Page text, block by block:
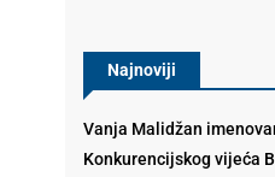
Najnoviji
Vanja Malidžan
Konkurencijskog vijeća